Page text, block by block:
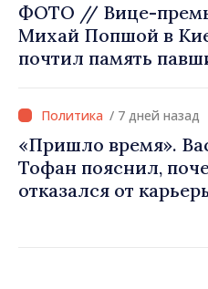
ФОТО // Вице-
Михай Попшой в
почтил память
война должна
прекратиться»/ 7 дней назад
«Пришло время».
Тофан пояснил,
отказался от